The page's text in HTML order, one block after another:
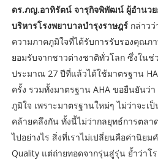
ดร.ภญ.อาทิรัตน์ จารุกิจพิพัฒน์ ผู้อำนว
บริหารโรงพยาบาลบำรุงราษฎร์กล่าวว่
ความภาคภูมิใจที่ได้รับการรับรองคุณภ
ยอมรับจากชาวต่างชาติทั่วโลก ซึ่งในช่
ประมาณ 27 ปีที่แล้วได้ใช้มาตรฐาน
ครั้ง รวมทั้งมาตรฐาน AHA ขอยืนยันว่
ภูมิใจ เพราะมาตรฐานใหม่ๆ ไม่ว่าจะเ
คล้ายคลึงกัน ทั้งนี้ไม่ว่ากลยุทธ์การตลา
ไปอย่างไร สิ่งที่เราไม่เปลี่ยนคือค่านิยม
Quality แต่ถ่ายทอดจากรุ่นสู่รุ่น ย้ำว่าโ